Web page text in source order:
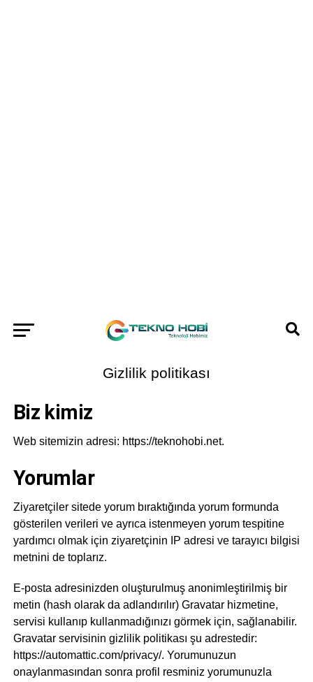
Gizlilik politikası
Biz kimiz
Web sitemizin adresi: https://teknohobi.net.
Yorumlar
Ziyaretçiler sitede yorum bıraktığında yorum formunda
gösterilen verileri ve ayrıca istenmeyen yorum tespitine
yardımcı olmak için ziyaretçinin IP adresi ve tarayıcı bilgisi
metnini de toplarız.
E-posta adresinizden oluşturulmuş anonimleştirilmiş bir
metin (hash olarak da adlandırılır) Gravatar hizmetine,
servisi kullanıp kullanmadığınızı görmek için, sağlanabilir.
Gravatar servisinin gizlilik politikası şu adrestedir:
https://automattic.com/privacy/. Yorumunuzun
onaylanmasından sonra profil resminiz yorumunuzla